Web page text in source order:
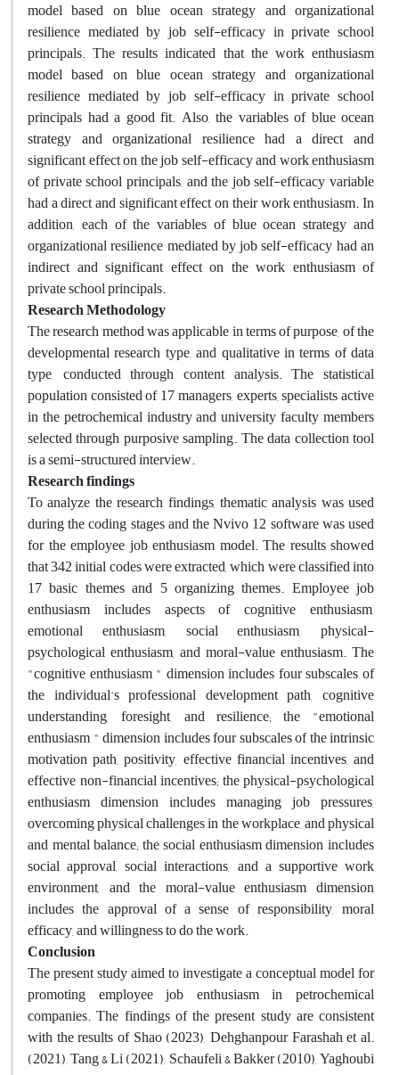
model based on blue ocean strategy and organizational
resilience mediated by job self-efficacy in private school
principals. The results indicated that the work enthusiasm
model based on blue ocean strategy and organizational
resilience mediated by job self-efficacy in private school
principals had a good fit. Also, the variables of blue ocean
strategy and organizational resilience had a direct and
significant effect on the job self-efficacy and work enthusiasm
of private school principals, and the job self-efficacy variable
had a direct and significant effect on their work enthusiasm. In
addition, each of the variables of blue ocean strategy and
organizational resilience mediated by job self-efficacy had an
indirect and significant effect on the work enthusiasm of
private school principals.
Research Methodology
The research method was applicable in terms of purpose, of the
developmental research type, and qualitative in terms of data
type, conducted through content analysis. The statistical
population consisted of 17 managers, experts, specialists active
in the petrochemical industry and university faculty members
selected through purposive sampling. The data collection tool
is a semi-structured interview.
Research findings
To analyze the research findings, thematic analysis was used
during the coding stages and the Nvivo 12 software was used
for the employee job enthusiasm model. The results showed
that 342 initial codes were extracted, which were classified into
17 basic themes and 5 organizing themes. Employee job
enthusiasm includes aspects of cognitive enthusiasm,
emotional enthusiasm, social enthusiasm, physical-
psychological enthusiasm, and moral-value enthusiasm. The
"cognitive enthusiasm " dimension includes four subscales of
the individual's professional development path, cognitive
understanding, foresight, and resilience; the "emotional
enthusiasm " dimension includes four subscales of the intrinsic
motivation path, positivity, effective financial incentives, and
effective non-financial incentives; the physical-psychological
enthusiasm dimension includes managing job pressures,
overcoming physical challenges in the workplace, and physical
and mental balance; the social enthusiasm dimension includes
social approval, social interactions, and a supportive work
environment, and the moral-value enthusiasm dimension
includes the approval of a sense of responsibility, moral
efficacy, and willingness to do the work.
Conclusion
The present study aimed to investigate a conceptual model for
promoting employee job enthusiasm in petrochemical
companies. The findings of the present study are consistent
with the results of Shao (2023), Dehghanpour Farashah et al.
(2021), Tang & Li (2021), Schaufeli & Bakker (2010), Yaghoubi